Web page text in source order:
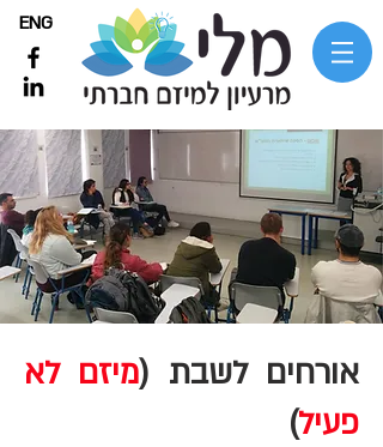
ENG
אורחים לשבת (מיזם לא
פעיל)